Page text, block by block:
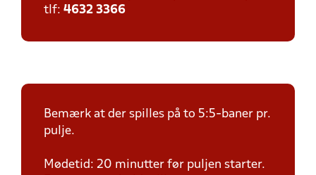
tlf: 4632 3366
Bemærk at der spilles på to 5:5-baner pr.
pulje.
Mødetid: 20 minutter før puljen starter.